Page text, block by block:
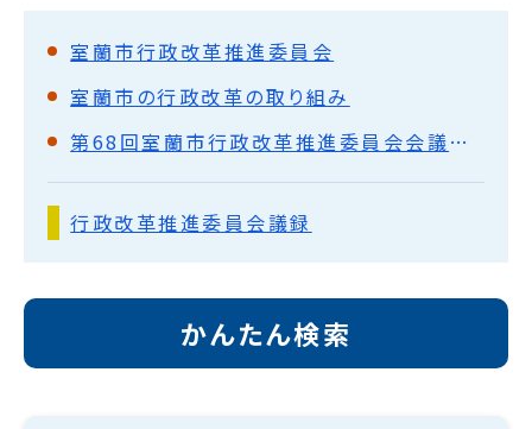
室蘭市行政改革推進委員会
室蘭市の行政改革の取り組み
第68回室蘭市行政改革推進委員会会議録（要旨）
行政改革推進委員会議録
かんたん検索